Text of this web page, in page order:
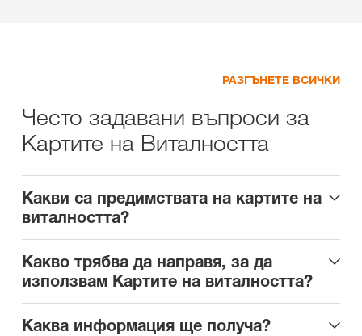
РАЗГЪНЕТЕ ВСИЧКИ
Често задавани въпроси за
Картите на Виталността
Какви са предимствата на картите на
виталността?
Какво трябва да направя, за да
използвам Картите на виталността?
Каква информация ще получа?